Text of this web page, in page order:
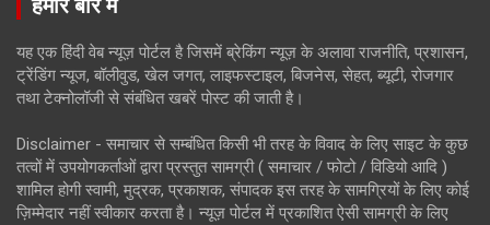
हमारे बारे में
यह एक हिंदी वेब न्यूज़ पोर्टल है जिसमें ब्रेकिंग न्यूज़ के अलावा राजनीति, प्रशासन,
ट्रेंडिंग न्यूज, बॉलीवुड, खेल जगत, लाइफस्टाइल, बिजनेस, सेहत, ब्यूटी, रोजगार
तथा टेक्नोलॉजी से संबंधित खबरें पोस्ट की जाती है।
Disclaimer - समाचार से सम्बंधित किसी भी तरह के विवाद के लिए साइट के कुछ
तत्वों में उपयोगकर्ताओं द्वारा प्रस्तुत सामग्री ( समाचार / फोटो / विडियो आदि )
शामिल होगी स्वामी, मुद्रक, प्रकाशक, संपादक इस तरह के सामग्रियों के लिए कोई
ज़िम्मेदार नहीं स्वीकार करता है। न्यूज़ पोर्टल में प्रकाशित ऐसी सामग्री के लिए